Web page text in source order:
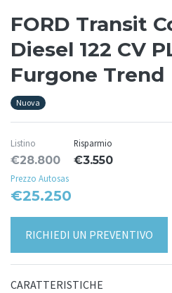
FORD Transit
Diesel 122 CV
Furgone Trend
Nuova
Listino
€28.800
Risparmio
€3.550
Prezzo Autosas
€25.250
RICHIEDI UN PREVENTIVO
CARATTERISTICHE